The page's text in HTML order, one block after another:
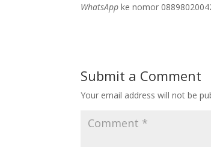
WhatsApp ke nomor
Submit a Comment
Your email address will not be